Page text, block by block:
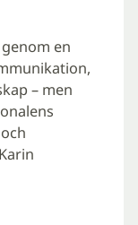
en
– men